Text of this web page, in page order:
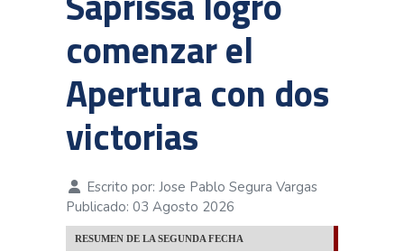
comenzar el
Apertura con dos
victorias
Escrito por: Jose Pablo Segura Vargas
Publicado: 03 Agosto 2026
RESUMEN DE LA SEGUNDA FECHA